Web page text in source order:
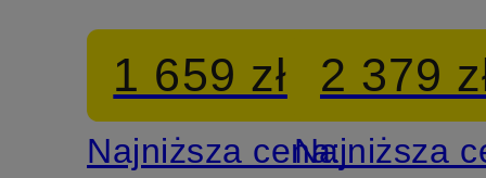
OMELIA
1 659 zł
Najniższa cena:
2 379
Najniższa